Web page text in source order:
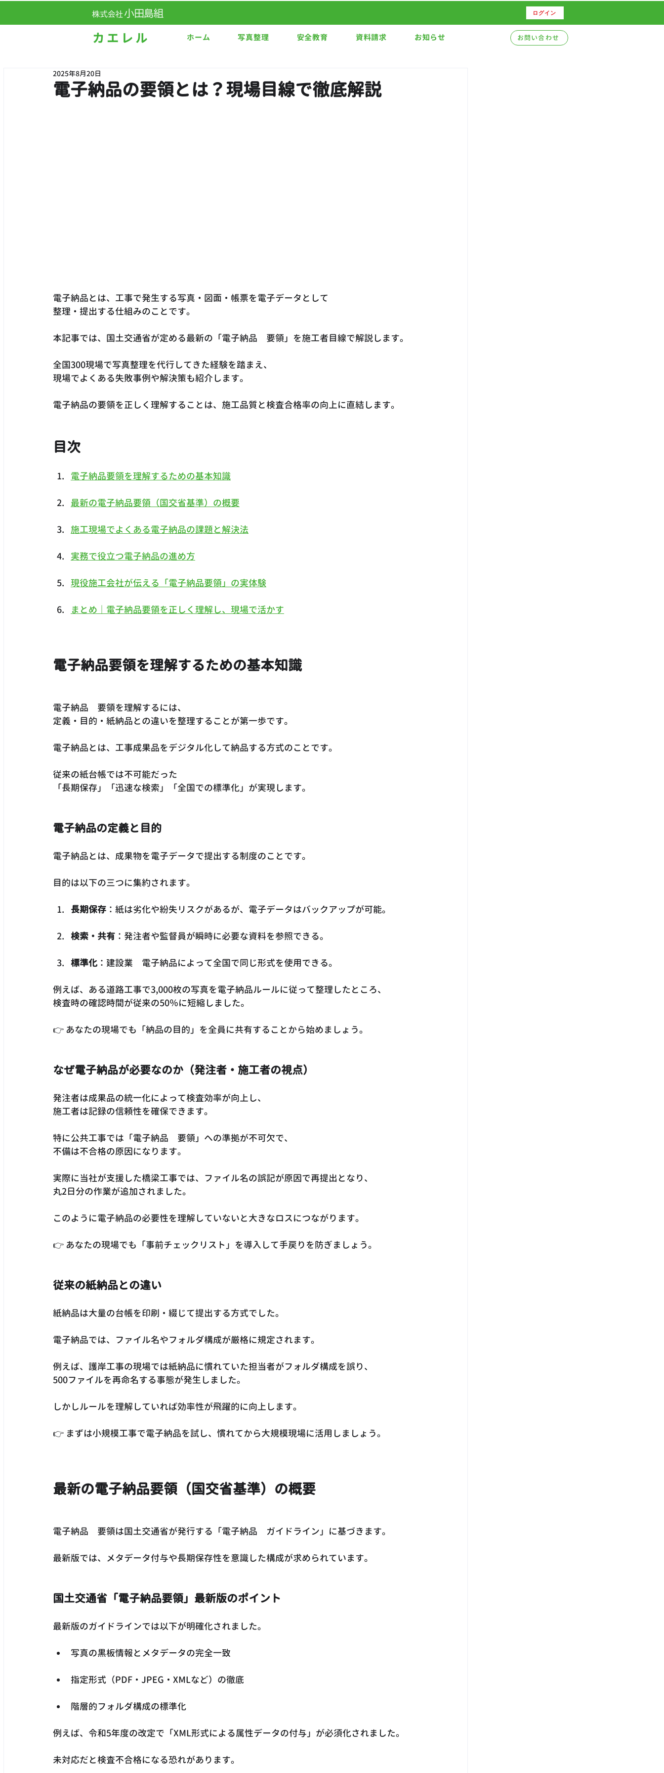
ログイン
ホーム 写真整理 安全教育 資料請求 お知らせ お問い合わせ
電子納品の要領とは？現場目線で徹底解説
2025年8月20日
電子納品とは、工事で発生する写真・図面・帳票を電子データとして
整理・提出する仕組みのことです。
本記事では、国土交通省が定める最新の「電子納品　要領」を施工者目線で解説します。
全国300現場で写真整理を代行してきた経験を踏まえ、
現場でよくある失敗事例や解決策も紹介します。
電子納品の要領を正しく理解することは、施工品質と検査合格率の向上に直結します。
目次
電子納品要領を理解するための基本知識
最新の電子納品要領（国交省基準）の概要
施工現場でよくある電子納品の課題と解決法
実務で役立つ電子納品の進め方
現役施工会社が伝える「電子納品要領」の実体験
まとめ｜電子納品要領を正しく理解し、現場で活かす
電子納品要領を理解するための基本知識
電子納品　要領を理解するには、
定義・目的・紙納品との違いを整理することが第一歩です。
電子納品とは、工事成果品をデジタル化して納品する方式のことです。
従来の紙台帳では不可能だった
「長期保存」「迅速な検索」「全国での標準化」が実現します。
電子納品の定義と目的
電子納品とは、成果物を電子データで提出する制度のことです。
目的は以下の三つに集約されます。
長期保存 ：紙は劣化や紛失リスクがあるが、電子データはバックアップが可能。
検索・共有 ：発注者や監督員が瞬時に必要な資料を参照できる。
標準化 ：建設業　電子納品によって全国で同じ形式を使用できる。
例えば、ある道路工事で3,000枚の写真を電子納品ルールに従って整理したところ、
検査時の確認時間が従来の50％に短縮しました。
👉 あなたの現場でも「納品の目的」を全員に共有することから始めましょう。
なぜ電子納品が必要なのか（発注者・施工者の視点）
発注者は成果品の統一化によって検査効率が向上し、
施工者は記録の信頼性を確保できます。
特に公共工事では「電子納品　要領」への準拠が不可欠で、
不備は不合格の原因になります。
実際に当社が支援した橋梁工事では、ファイル名の誤記が原因で再提出となり、
丸2日分の作業が追加されました。
このように電子納品の必要性を理解していないと大きなロスにつながります。
👉 あなたの現場でも「事前チェックリスト」を導入して手戻りを防ぎましょう。
従来の紙納品との違い
紙納品は大量の台帳を印刷・綴じて提出する方式でした。
電子納品では、ファイル名やフォルダ構成が厳格に規定されます。
例えば、護岸工事の現場では紙納品に慣れていた担当者がフォルダ構成を誤り、
500ファイルを再命名する事態が発生しました。
しかしルールを理解していれば効率性が飛躍的に向上します。
👉 まずは小規模工事で電子納品を試し、慣れてから大規模現場に活用しましょう。
最新の電子納品要領（国交省基準）の概要
電子納品　要領は国土交通省が発行する「電子納品　ガイドライン」に基づきます。
最新版では、メタデータ付与や長期保存性を意識した構成が求められています。
国土交通省「電子納品要領」最新版のポイント
最新版のガイドラインでは以下が明確化されました。
写真の黒板情報とメタデータの完全一致
指定形式（PDF・JPEG・XMLなど）の徹底
階層的フォルダ構成の標準化
例えば、令和5年度の改定で「XML形式による属性データの付与」が必須化されました。
未対応だと検査不合格になる恐れがあります。